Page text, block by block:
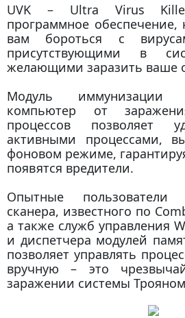
UVK – Ultra Virus
программное обеспечение,
вам бороться с
присутствующими в
желающими заразить ваше
Модуль иммунизации
компьютер от
процессов позволяет
активными процессами,
фоновом режиме,
появятся вредители.
Опытные пользователи
сканера, известного по
а также служб управления
и диспетчера модулей
позволяет управлять
вручную – это
заражении системы